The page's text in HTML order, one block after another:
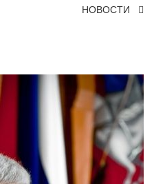
НОВОСТИ